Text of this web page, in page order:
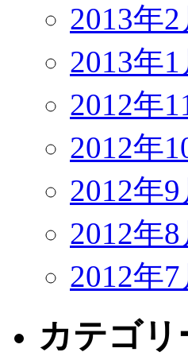
2013年2
2013年1
2012年
2012年
2012年9
2012年8
2012年7
カテゴリ